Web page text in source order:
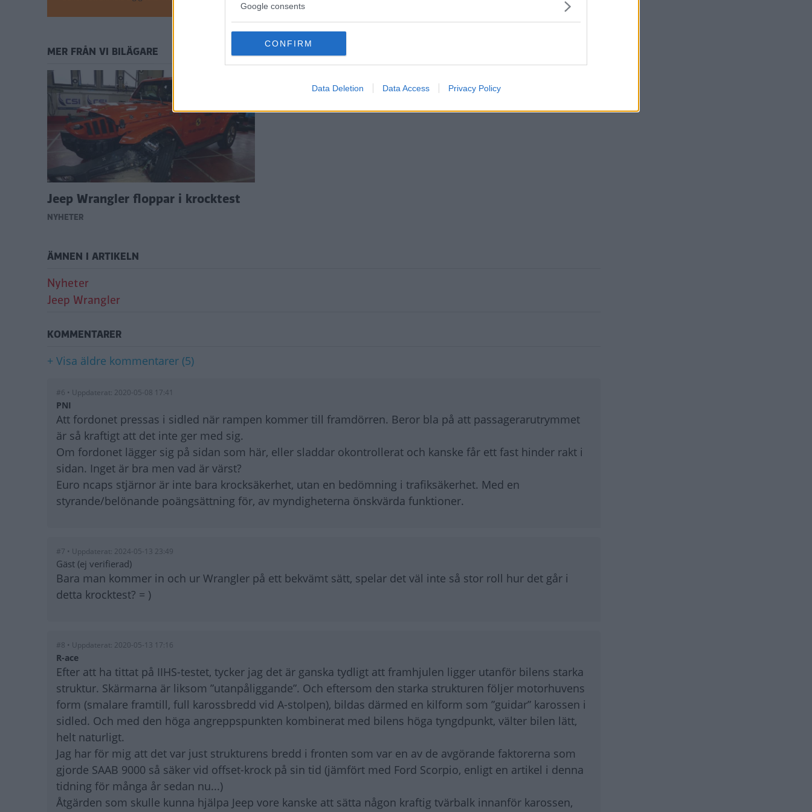
Google consents
CONFIRM
Data Deletion Data Access Privacy Policy
MER FRÅN VI BILÄGARE
Jeep Wrangler floppar i krocktest
NYHETER
ÄMNEN I ARTIKELN
Nyheter
Jeep Wrangler
KOMMENTARER
+ Visa äldre kommentarer (5)
#6 • Uppdaterat: 2020-05-08 17:41
PNI
Att fordonet pressas i sidled när rampen kommer till framdörren. Beror bla på att passagerarutrymmet
är så kraftigt att det inte ger med sig.
Om fordonet lägger sig på sidan som här, eller sladdar okontrollerat och kanske får ett fast hinder rakt i
sidan. Inget är bra men vad är värst?
Euro ncaps stjärnor är inte bara krocksäkerhet, utan en bedömning i trafiksäkerhet. Med en
styrande/belönande poängsättning för, av myndigheterna önskvärda funktioner.
#7 • Uppdaterat: 2024-05-13 23:49
Gäst (ej verifierad)
Bara man kommer in och ur Wrangler på ett bekvämt sätt, spelar det väl inte så stor roll hur det går i
detta krocktest? = )
#8 • Uppdaterat: 2020-05-13 17:16
R-ace
Efter att ha tittat på IIHS-testet, tycker jag det är ganska tydligt att framhjulen ligger utanför bilens starka
struktur. Skärmarna är liksom ”utanpåliggande”. Och eftersom den starka strukturen följer motorhuvens
form (smalare framtill, full karossbredd vid A-stolpen), bildas därmed en kilform som ”guidar” karossen i
sidled. Och med den höga angreppspunkten kombinerat med bilens höga tyngdpunkt, välter bilen lätt,
helt naturligt.
Jag har för mig att det var just strukturens bredd i fronten som var en av de avgörande faktorerna som
gjorde SAAB 9000 så säker vid offset-krock på sin tid (jämfört med Ford Scorpio, enligt en artikel i denna
tidning för många år sedan nu...)
Åtgärden som skulle kunna hjälpa Jeep vore kanske att sätta någon kraftig tvärbalk innanför karossen,